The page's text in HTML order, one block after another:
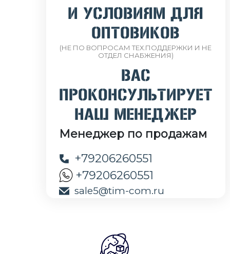
И УСЛОВИЯМ ДЛЯ
ОПТОВИКОВ
(НЕ ПО ВОПРОСАМ ТЕХ.ПОДДЕРЖКИ И НЕ
ОТДЕЛ СНАБЖЕНИЯ)
ВАС
ПРОКОНСУЛЬТИРУЕТ
НАШ МЕНЕДЖЕР
Менеджер по продажам
+79206260551
+79206260551
sale5@tim-com.ru